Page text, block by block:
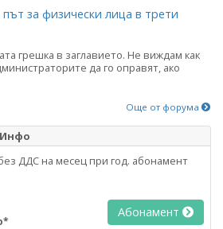
за физически лица в трети
грешка в заглавието. Не виждам как
да го оправят, ако
Още от форума
ДДС на месец при год. абонамент
Абонамент